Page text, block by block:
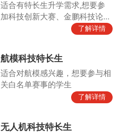
适合有特长生升学需求,想要参
加科技创新大赛、金鹏科技论
了解详情
航模科技特长生
适合对航模感兴趣，想要参与相
关白名单赛事的学生
了解详情
无人机科技特长生